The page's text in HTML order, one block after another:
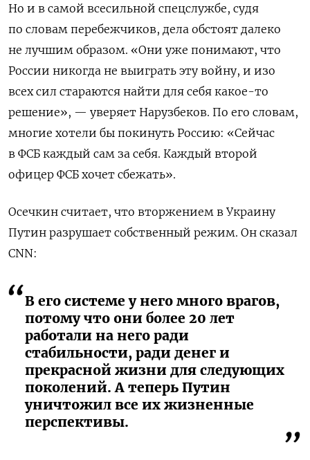
Но и в самой всесильной спецслужбе, судя
по словам перебежчиков, дела обстоят далеко
не лучшим образом. «Они уже понимают, что
России никогда не выиграть эту войну, и изо
всех сил стараются найти для себя какое-то
решение», — уверяет Нарузбеков. По его словам,
многие хотели бы покинуть Россию: «Сейчас
в ФСБ каждый сам за себя. Каждый второй
офицер ФСБ хочет сбежать».
Осечкин считает, что вторжением в Украину
Путин разрушает собственный режим. Он сказал
CNN:
В его системе у него много врагов,
потому что они более 20 лет
работали на него ради
стабильности, ради денег и
прекрасной жизни для следующих
поколений. А теперь Путин
уничтожил все их жизненные
перспективы.